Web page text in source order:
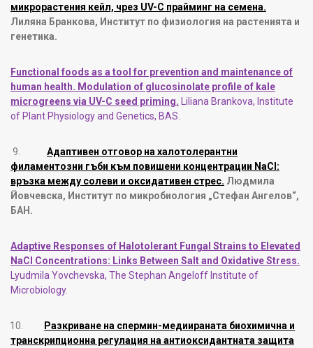
микрорастения кейл, чрез UV-C прайминг на семена.
Лиляна Бранкова, Институт по физиология на растенията и
генетика.
Functional foods as a tool for prevention and maintenance of
human health. Modulation of glucosinolate profile of kale
microgreens via UV-C seed priming. Liliana Brankova, Institute
of Plant Physiology and Genetics, BAS
9.
Адаптивен отговор на халотолерантни
филаментозни гъби към повишени концентрации NaCl:
връзка между солеви и оксидативен стрес. Людмила
Йовчевска, Институт по микробиология „Стефан Ангелов“,
БАН.
Adaptive Responses of Halotolerant Fungal Strains to Elevated
NaCl Concentrations: Links Between Salt and Oxidative Stress.
Lyudmila Yovchevska, The Stephan Angeloff Institute of
Microbiology.
10.
Разкриване на спермин-медиираната биохимична и
транскрипционна регулация на антиоксидантната защита